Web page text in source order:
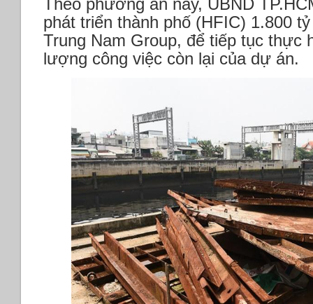
Theo phương án này, UBND
phát triển thành phố (HFIC) 1.800
Trung Nam Group, để tiếp tục thực
lượng công việc còn lại của dự án.